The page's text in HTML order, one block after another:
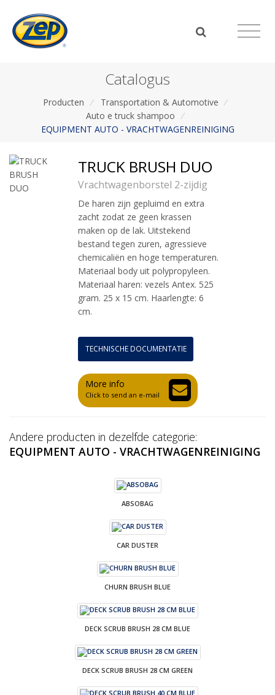
Catalogus
Producten / Transportation & Automotive /
Auto e truck shampoo /
EQUIPMENT AUTO - VRACHTWAGENREINIGING
TRUCK BRUSH DUO
Vrachtwagenborstel 2-zijdig
De haren zijn gepluimd en extra
zacht zodat ze geen krassen
maken op de lak. Uitstekend
bestand tegen zuren, agressieve
chemicaliën en hoge temperaturen.
Materiaal body uit polypropyleen.
Materiaal haren: vezels Antex. 525
gram. 25 x 15 cm. Haarlengte: 6
cm.
TECHNISCHE DOCUMENTATIE
More info
Click to send an e-mail
Andere producten in dezelfde categorie:
EQUIPMENT AUTO - VRACHTWAGENREINIGING
ABSOBAG
CAR DUSTER
CHURN BRUSH BLUE
DECK SCRUB BRUSH 28 CM BLUE
DECK SCRUB BRUSH 28 CM GREEN